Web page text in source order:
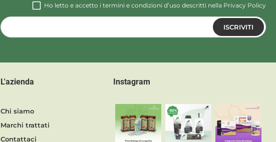
Ho letto e accetto i termini e condizioni d’uso descritti nella Privacy Policy
ISCRIVITI
L'azienda
Chi siamo
Marchi trattati
Contattaci
Instagram